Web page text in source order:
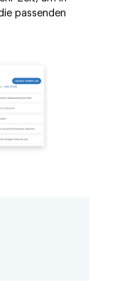
passenden